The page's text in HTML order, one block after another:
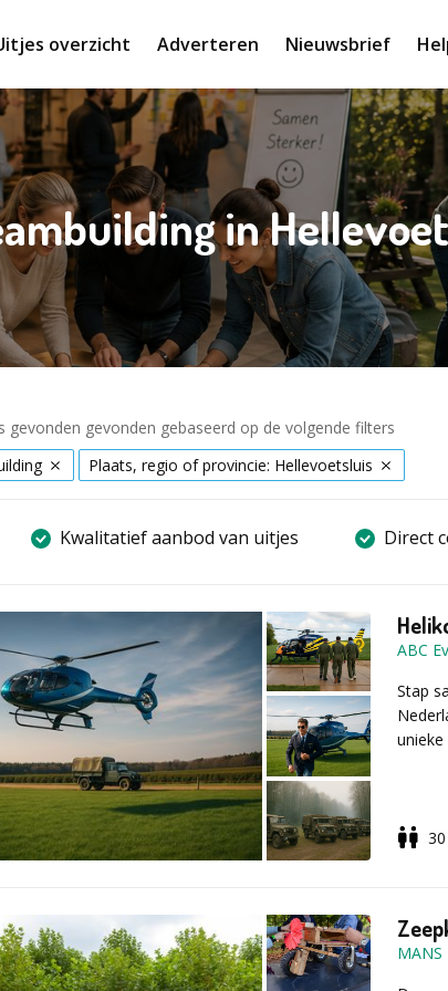
overzicht Adverteren Nieuwsbrief
in
gevonden gevonden gebaseerd op de volgende filters
Plaats, regio of provincie: Hellevoetsluis
Kwalitatief aanbod van uitjes Direct
ABC
Stap
waar
MANS